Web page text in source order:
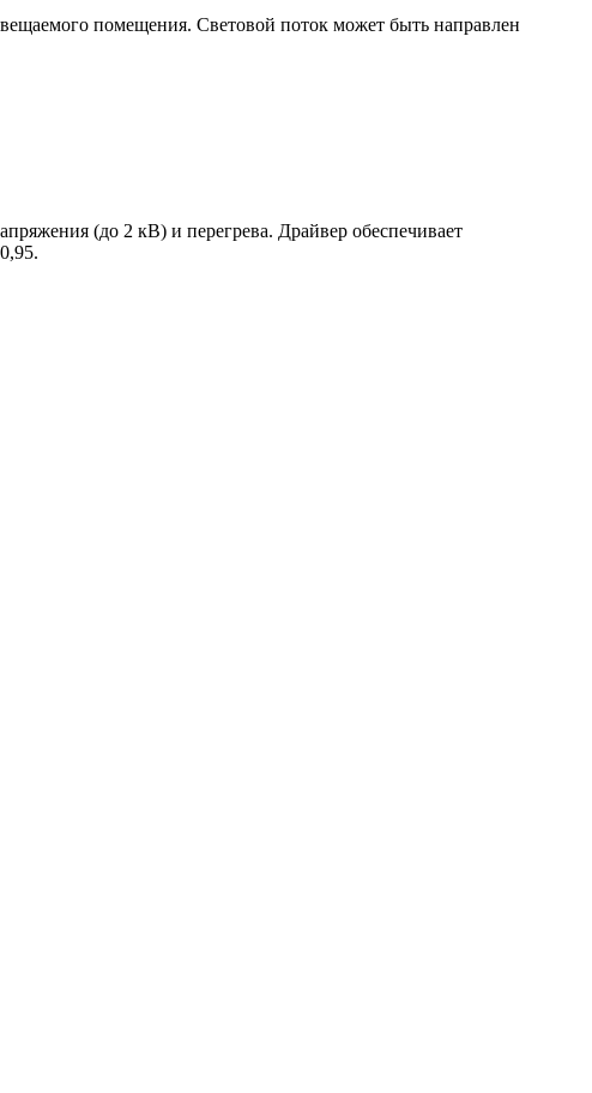
помещения. Световой поток может быть направлен
(до 2 кВ) и перегрева. Драйвер обеспечивает